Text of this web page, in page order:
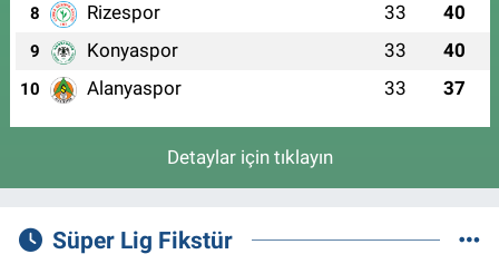
8 Rizespor 33 40
9 Konyaspor 33 40
10 Alanyaspor 33 37
Detaylar için tıklayın
Süper Lig Fikstür